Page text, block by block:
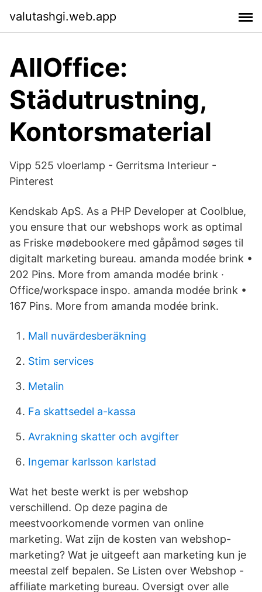
valutashgi.web.app
AllOffice:
Städutrustning,
Kontorsmaterial
Vipp 525 vloerlamp - Gerritsma Interieur -
Pinterest
Kendskab ApS. As a PHP Developer at Coolblue,
you ensure that our webshops work as optimal
as Friske mødebookere med gåpåmod søges til
digitalt marketing bureau. amanda modée brink •
202 Pins. More from amanda modée brink ·
Office/workspace inspo. amanda modée brink •
167 Pins. More from amanda modée brink.
Mall nuvärdesberäkning
Stim services
Metalin
Fa skattsedel a-kassa
Avrakning skatter och avgifter
Ingemar karlsson karlstad
Wat het beste werkt is per webshop
verschillend. Op deze pagina de
meestvoorkomende vormen van online
marketing. Wat zijn de kosten van webshop-
marketing? Wat je uitgeeft aan marketing kun je
meestal zelf bepalen. Se Listen over Webshop -
affiliate marketing bureau. Oversigt over alle